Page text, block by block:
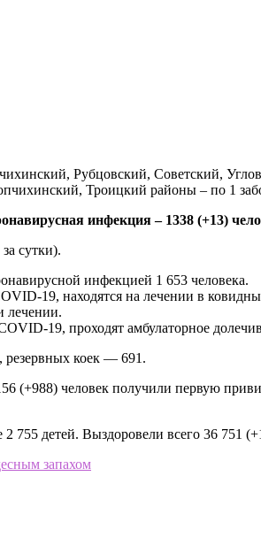
Рубцовский, Советский,
Троицкий районы – по 1
инфекция – 1338 (+13)
сутки).
инфекцией 1 653 человека.
19, находятся на лечении в
лечении.
19, проходят амбулаторное
резервных коек — 691.
(+988) человек получили первую
755 детей. Выздоровели всего 36 751
запахом